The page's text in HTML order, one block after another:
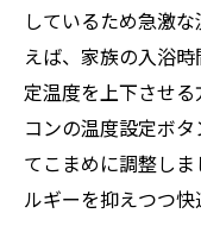
しているため急激
えば、家族の入浴
定温度を上下させ
コンの温度設定ボ
てこまめに調整し
ルギーを抑えつつ快